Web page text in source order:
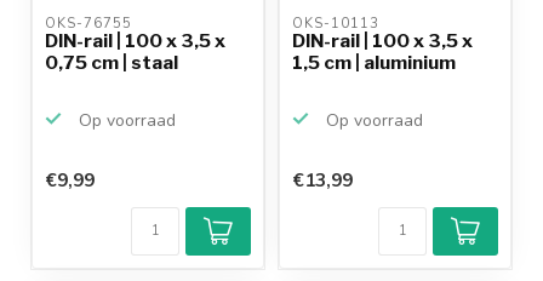
OKS-76755
DIN-rail | 100 x 3,5 x
0,75 cm | staal
Op voorraad
€9,99
OKS-10113
DIN-rail | 100 x 3,5 x
1,5 cm | aluminium
Op voorraad
€13,99